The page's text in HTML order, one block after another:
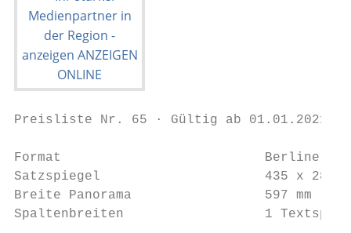
Preisliste Nr. 65 · Gültig ab
Format                          Berliner
Satzspiegel                     435 x 282
Breite Panorama                 597
Spaltenbreiten                  1